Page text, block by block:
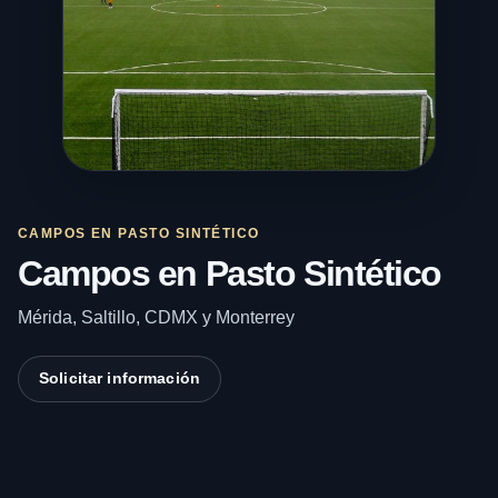
CAMPOS EN PASTO SINTÉTICO
Campos en Pasto Sintético
Mérida, Saltillo, CDMX y Monterrey
Solicitar información